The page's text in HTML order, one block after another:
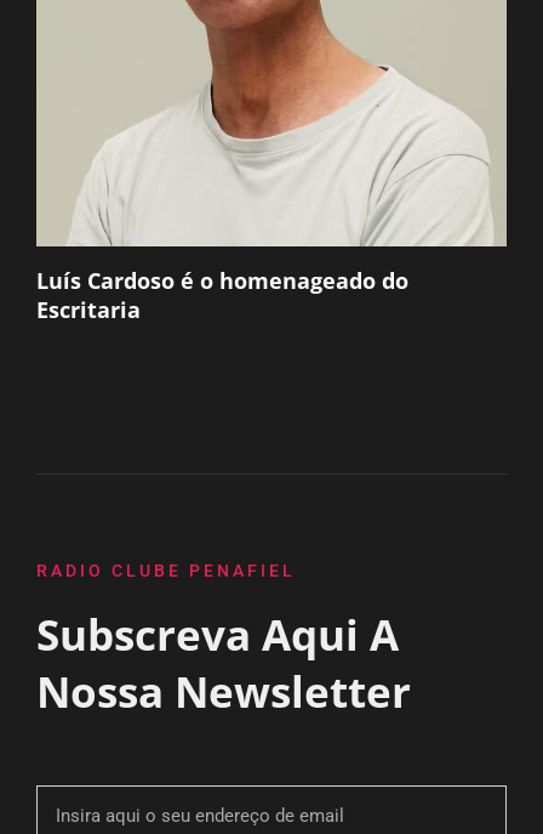
Luís Cardoso é o homenageado do
Escritaria
RADIO CLUBE PENAFIEL
Subscreva Aqui A
Nossa Newsletter